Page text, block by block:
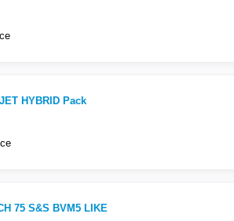
HYBRID Pack
75 S&S BVM5 LIKE